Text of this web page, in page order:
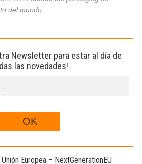
del mundo.
Newsletter para estar al día de
las novedades!
Europea – NextGenerationEU